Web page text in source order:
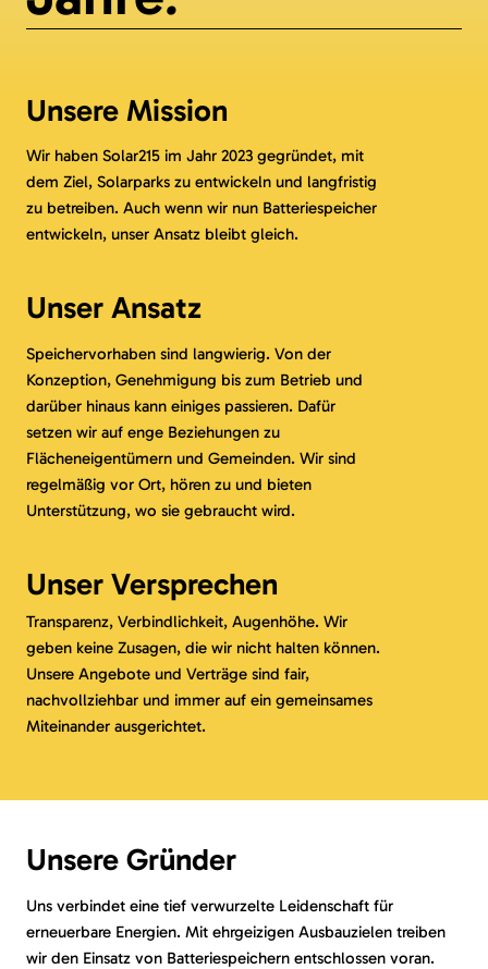
Unser Versprechen
Transparenz, Verbindlichkeit, Augenhöhe. Wir
geben keine Zusagen, die wir nicht halten können.
Unsere Angebote und Verträge sind fair,
nachvollziehbar und immer auf ein gemeinsames
Miteinander ausgerichtet.
Unser Ansatz
Speichervorhaben sind langwierig. Von der
Konzeption, Genehmigung bis zum Betrieb und
darüber hinaus kann einiges passieren. Dafür
setzen wir auf enge Beziehungen zu
Flächeneigentümern und Gemeinden. Wir sind
regelmäßig vor Ort, hören zu und bieten
Unterstützung, wo sie gebraucht wird.
Unsere Mission
Wir haben Solar215 im Jahr 2023 gegründet, mit
dem Ziel, Solarparks zu entwickeln und langfristig
zu betreiben. Auch wenn wir nun Batteriespeicher
entwickeln, unser Ansatz bleibt gleich.
Unsere Gründer
Uns verbindet eine tief verwurzelte Leidenschaft für
erneuerbare Energien. Mit ehrgeizigen Ausbauzielen treiben
wir den Einsatz von Batteriespeichern entschlossen voran.